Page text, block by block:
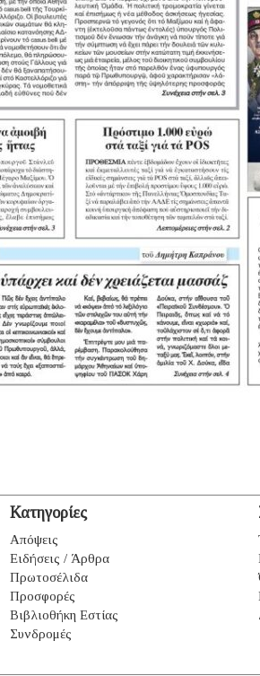
Κατηγορίες
Απόψεις
Ειδήσεις / Άρθρα
Πρωτοσέλιδα
Προσφορές
Βιβλιοθήκη Εστίας
Συνδρομές